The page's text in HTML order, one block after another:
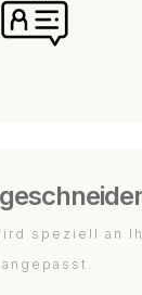
speziell an
angepasst.